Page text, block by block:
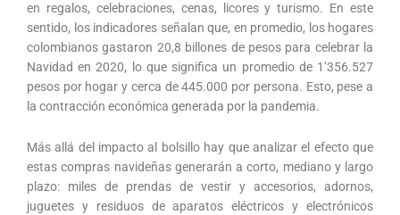
en regalos, celebraciones, cenas, licores y turismo. En este
sentido, los indicadores señalan que, en promedio, los hogares
colombianos gastaron 20,8 billones de pesos para celebrar la
Navidad en 2020, lo que significa un promedio de 1’356.527
pesos por hogar y cerca de 445.000 por persona. Esto, pese a
la contracción económica generada por la pandemia.
Más allá del impacto al bolsillo hay que analizar el efecto que
estas compras navideñas generarán a corto, mediano y largo
plazo: miles de prendas de vestir y accesorios, adornos,
juguetes y residuos de aparatos eléctricos y electrónicos